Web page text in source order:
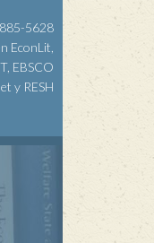
5628
EconLit,
EBSCO
y RESH